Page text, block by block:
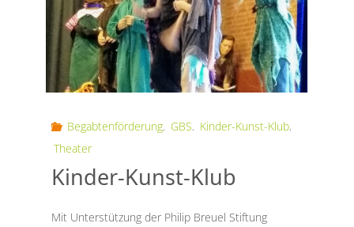
Steinzeit"
Begabtenförderung, GBS, Kinder-Kunst-Klub,
Theater
Kinder-Kunst-Klub
Mit Unterstützung der Philip Breuel Stiftung